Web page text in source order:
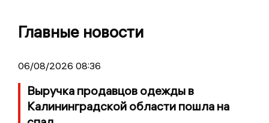
Главные новости
06/08/2026 08:36
Выручка продавцов одежды в
Калининградской области пошла на